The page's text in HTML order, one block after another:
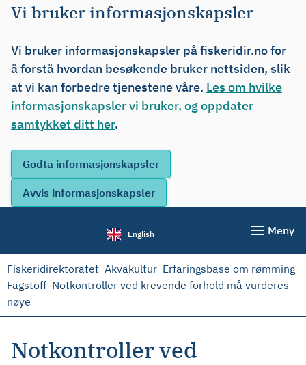
Vi bruker informasjonskapsler
Vi bruker informasjonskapsler på fiskeridir.no for
å forstå hvordan besøkende bruker nettsiden, slik
at vi kan forbedre tjenestene våre. Les om hvilke
informasjonskapsler vi bruker, og oppdater
samtykket ditt her.
English Meny
Fiskeridirektoratet Akvakultur Erfaringsbase om rømming
Fagstoff Notkontroller ved krevende forhold må vurderes
nøye
Notkontroller ved